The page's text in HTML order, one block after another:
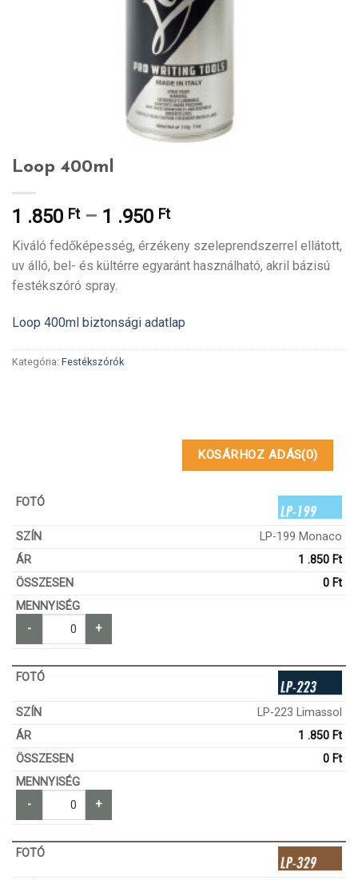
Loop 400ml
1 .850 Ft– 1 .950 Ft
Kiváló fedőképesség, érzékeny szeleprendszerrel ellátott,
uv álló, bel- és kültérre egyaránt használható, akril bázisú
festékszóró spray.
Loop 400ml biztonsági adatlap
Kategória: Festékszórók
KOSÁRHOZ ADÁS(0)
LP-199 Monaco
1 .850 Ft
0 Ft
- +
LP-223 Limassol
1 .850 Ft
0 Ft
- +